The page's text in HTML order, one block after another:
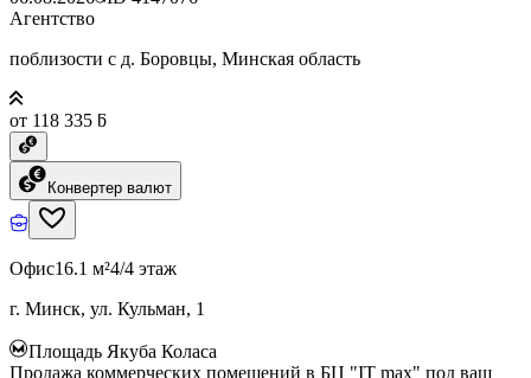
Агентство
поблизости с д. Боровцы, Минская область
от 118 335 ƃ
Конвертер валют
Офис16.1 м²4/4 этаж
г. Минск, ул. Кульман, 1
Площадь Якуба Коласа
Продажа коммерческих помещений в БЦ "IT max" под ваш